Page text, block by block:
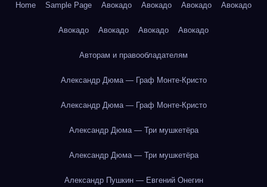
Home Sample Page Авокадо Авокадо Авокадо Авокадо
Авокадо Авокадо Авокадо Авокадо
Авторам и правообладателям
Александр Дюма — Граф Монте-Кристо
Александр Дюма — Граф Монте-Кристо
Александр Дюма — Три мушкетёра
Александр Дюма — Три мушкетёра
Александр Пушкин — Евгений Онегин